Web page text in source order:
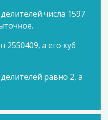
числа 1597
2550409, а его куб
равно 2, а